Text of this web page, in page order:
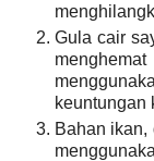
Gula cair
keuntungan
Bahan